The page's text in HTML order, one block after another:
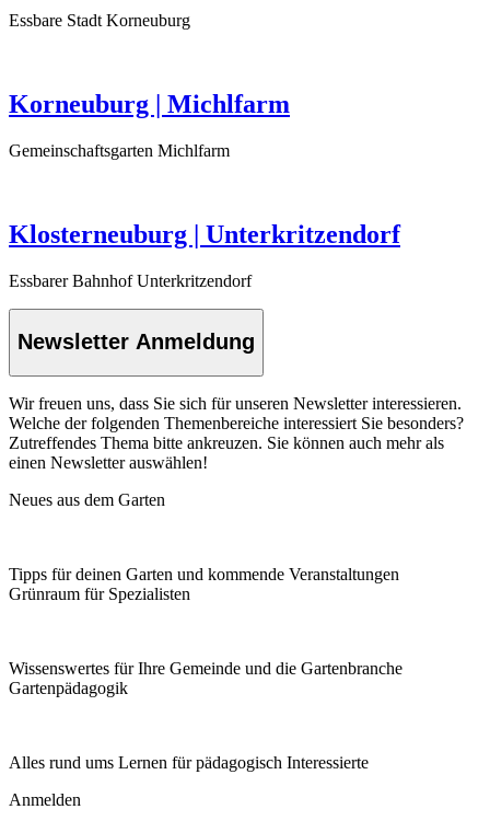
Essbare Stadt Korneuburg
Korneuburg | Michlfarm
Gemeinschaftsgarten Michlfarm
Klosterneuburg | Unterkritzendorf
Essbarer Bahnhof Unterkritzendorf
Newsletter Anmeldung
Wir freuen uns, dass Sie sich für unseren Newsletter interessieren.
Welche der folgenden Themenbereiche interessiert Sie besonders?
Zutreffendes Thema bitte ankreuzen. Sie können auch mehr als
einen Newsletter auswählen!
Neues aus dem Garten
Tipps für deinen Garten und kommende Veranstaltungen
Grünraum für Spezialisten
Wissenswertes für Ihre Gemeinde und die Gartenbranche
Garten­pädagogik
Alles rund ums Lernen für pädagogisch Interessierte
Anmelden